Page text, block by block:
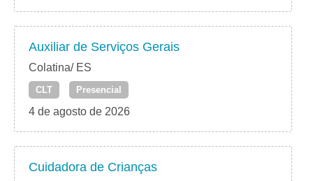
Auxiliar de Serviços Gerais
Colatina/ ES
CLT Presencial
4 de agosto de 2026
Cuidadora de Crianças